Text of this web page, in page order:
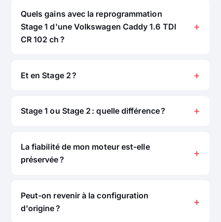
Quels gains avec la reprogrammation
Stage 1 d'une Volkswagen Caddy 1.6 TDI
CR 102 ch ?
Et en Stage 2 ?
Stage 1 ou Stage 2 : quelle différence ?
La fiabilité de mon moteur est-elle
préservée ?
Peut-on revenir à la configuration
d'origine ?